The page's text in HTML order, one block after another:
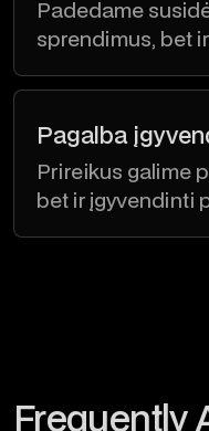
Padedame
sprendimus, bet
Pagalba
Prireikus galime
bet ir įgyvendinti
Frequently